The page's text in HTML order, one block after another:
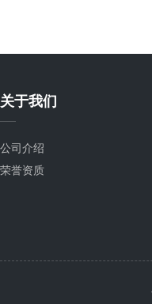
关于我们
公司介绍
荣誉资质